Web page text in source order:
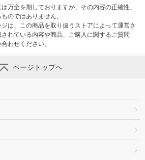
万全を期しておりますが、その内容の正確性、
のではありません。
は、この商品を取り扱うストアによって運営さ
れている内容や商品、ご購入に関するご質問
わせください。
ページトップへ